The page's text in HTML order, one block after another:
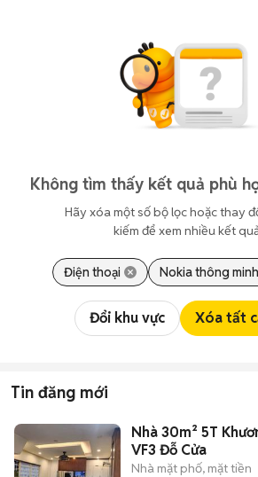
Không tìm thấy kết quả phù
Hãy xóa một số bộ lọc hoặc thay
kiếm để xem nhiều kết
Điện thoại Nokia thông minh
Đổi khu vực Xóa tất
Tin đăng mới
Nhà 30m² 5T
VF3 Đỗ Cửa
Nhà mặt phố, mặt tiền